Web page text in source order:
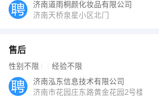
济南道雨桐颜化妆品有限公司
济南天桥泉星小区北门
售后
性别不限 经验不限
济南泓东信息技术有限公司
济南市花园庄东路黄金花园2号楼1502